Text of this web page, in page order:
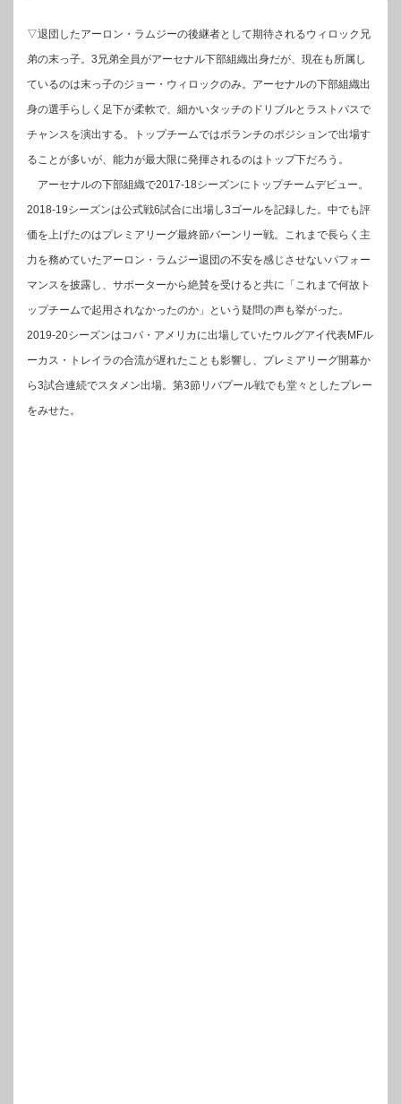
▽退団したアーロン・ラムジーの後継者として期待されるウィロック兄
弟の末っ子。3兄弟全員がアーセナル下部組織出身だが、現在も所属し
ているのは末っ子のジョー・ウィロックのみ。アーセナルの下部組織出
身の選手らしく足下が柔軟で、細かいタッチのドリブルとラストパスで
チャンスを演出する。トップチームではボランチのポジションで出場す
ることが多いが、能力が最大限に発揮されるのはトップ下だろう。
アーセナルの下部組織で2017-18シーズンにトップチームデビュー。
2018-19シーズンは公式戦6試合に出場し3ゴールを記録した。中でも評
価を上げたのはプレミアリーグ最終節バーンリー戦。これまで長らく主
力を務めていたアーロン・ラムジー退団の不安を感じさせないパフォー
マンスを披露し、サポーターから絶賛を受けると共に「これまで何故ト
ップチームで起用されなかったのか」という疑問の声も挙がった。
2019-20シーズンはコパ・アメリカに出場していたウルグアイ代表MFル
ーカス・トレイラの合流が遅れたことも影響し、プレミアリーグ開幕か
ら3試合連続でスタメン出場。第3節リバプール戦でも堂々としたプレー
をみせた。